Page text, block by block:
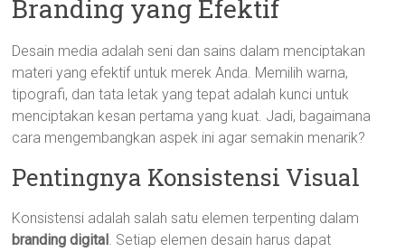
Branding yang Efektif
Desain media adalah seni dan sains dalam menciptakan
materi yang efektif untuk merek Anda. Memilih warna,
tipografi, dan tata letak yang tepat adalah kunci untuk
menciptakan kesan pertama yang kuat. Jadi, bagaimana
cara mengembangkan aspek ini agar semakin menarik?
Pentingnya Konsistensi Visual
Konsistensi adalah salah satu elemen terpenting dalam
branding digital. Setiap elemen desain harus dapat